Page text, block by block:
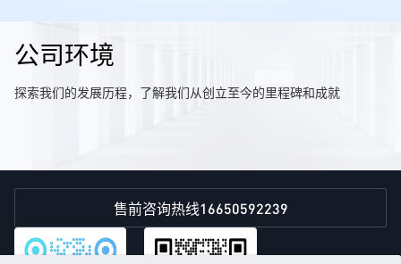
公司环境
探索我们的发展历程，了解我们从创立至今的里程碑和成就
售前咨询热线16650592239